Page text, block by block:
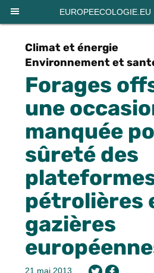
EUROPEECOLOGIE.EU
Climat et énergie
Environnement et
Forages
une
manquée
sûreté des
pétrolières
gazières
21 mai 2013